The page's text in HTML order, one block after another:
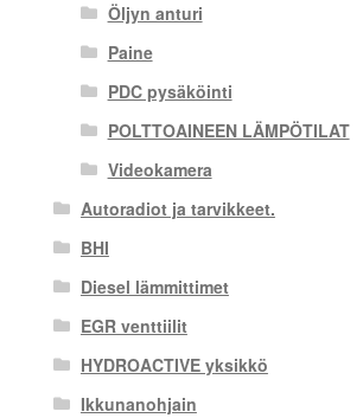
Öljyn anturi
Paine
PDC pysäköinti
POLTTOAINEEN LÄMPÖTILAT
Videokamera
Autoradiot ja tarvikkeet.
BHI
Diesel lämmittimet
EGR venttiilit
HYDROACTIVE yksikkö
Ikkunanohjain